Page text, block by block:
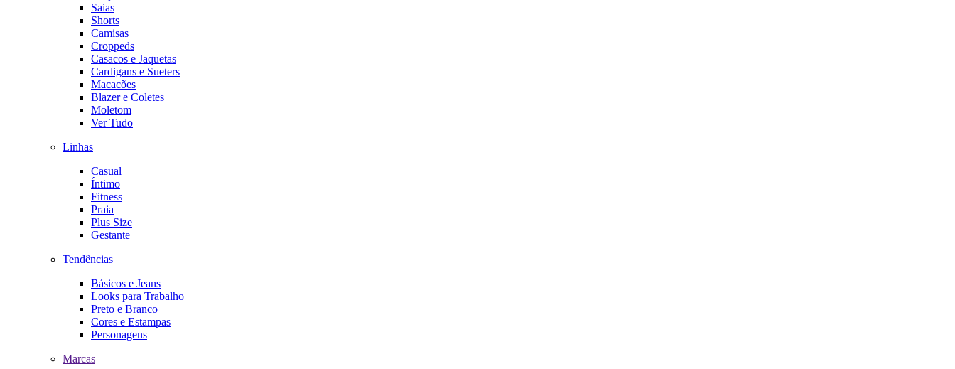
Saias
Shorts
Camisas
Croppeds
Casacos e Jaquetas
Cardigans e Sueters
Macacões
Blazer e Coletes
Moletom
Ver Tudo
Linhas
Casual
Íntimo
Fitness
Praia
Plus Size
Gestante
Tendências
Básicos e Jeans
Looks para Trabalho
Preto e Branco
Cores e Estampas
Personagens
Marcas